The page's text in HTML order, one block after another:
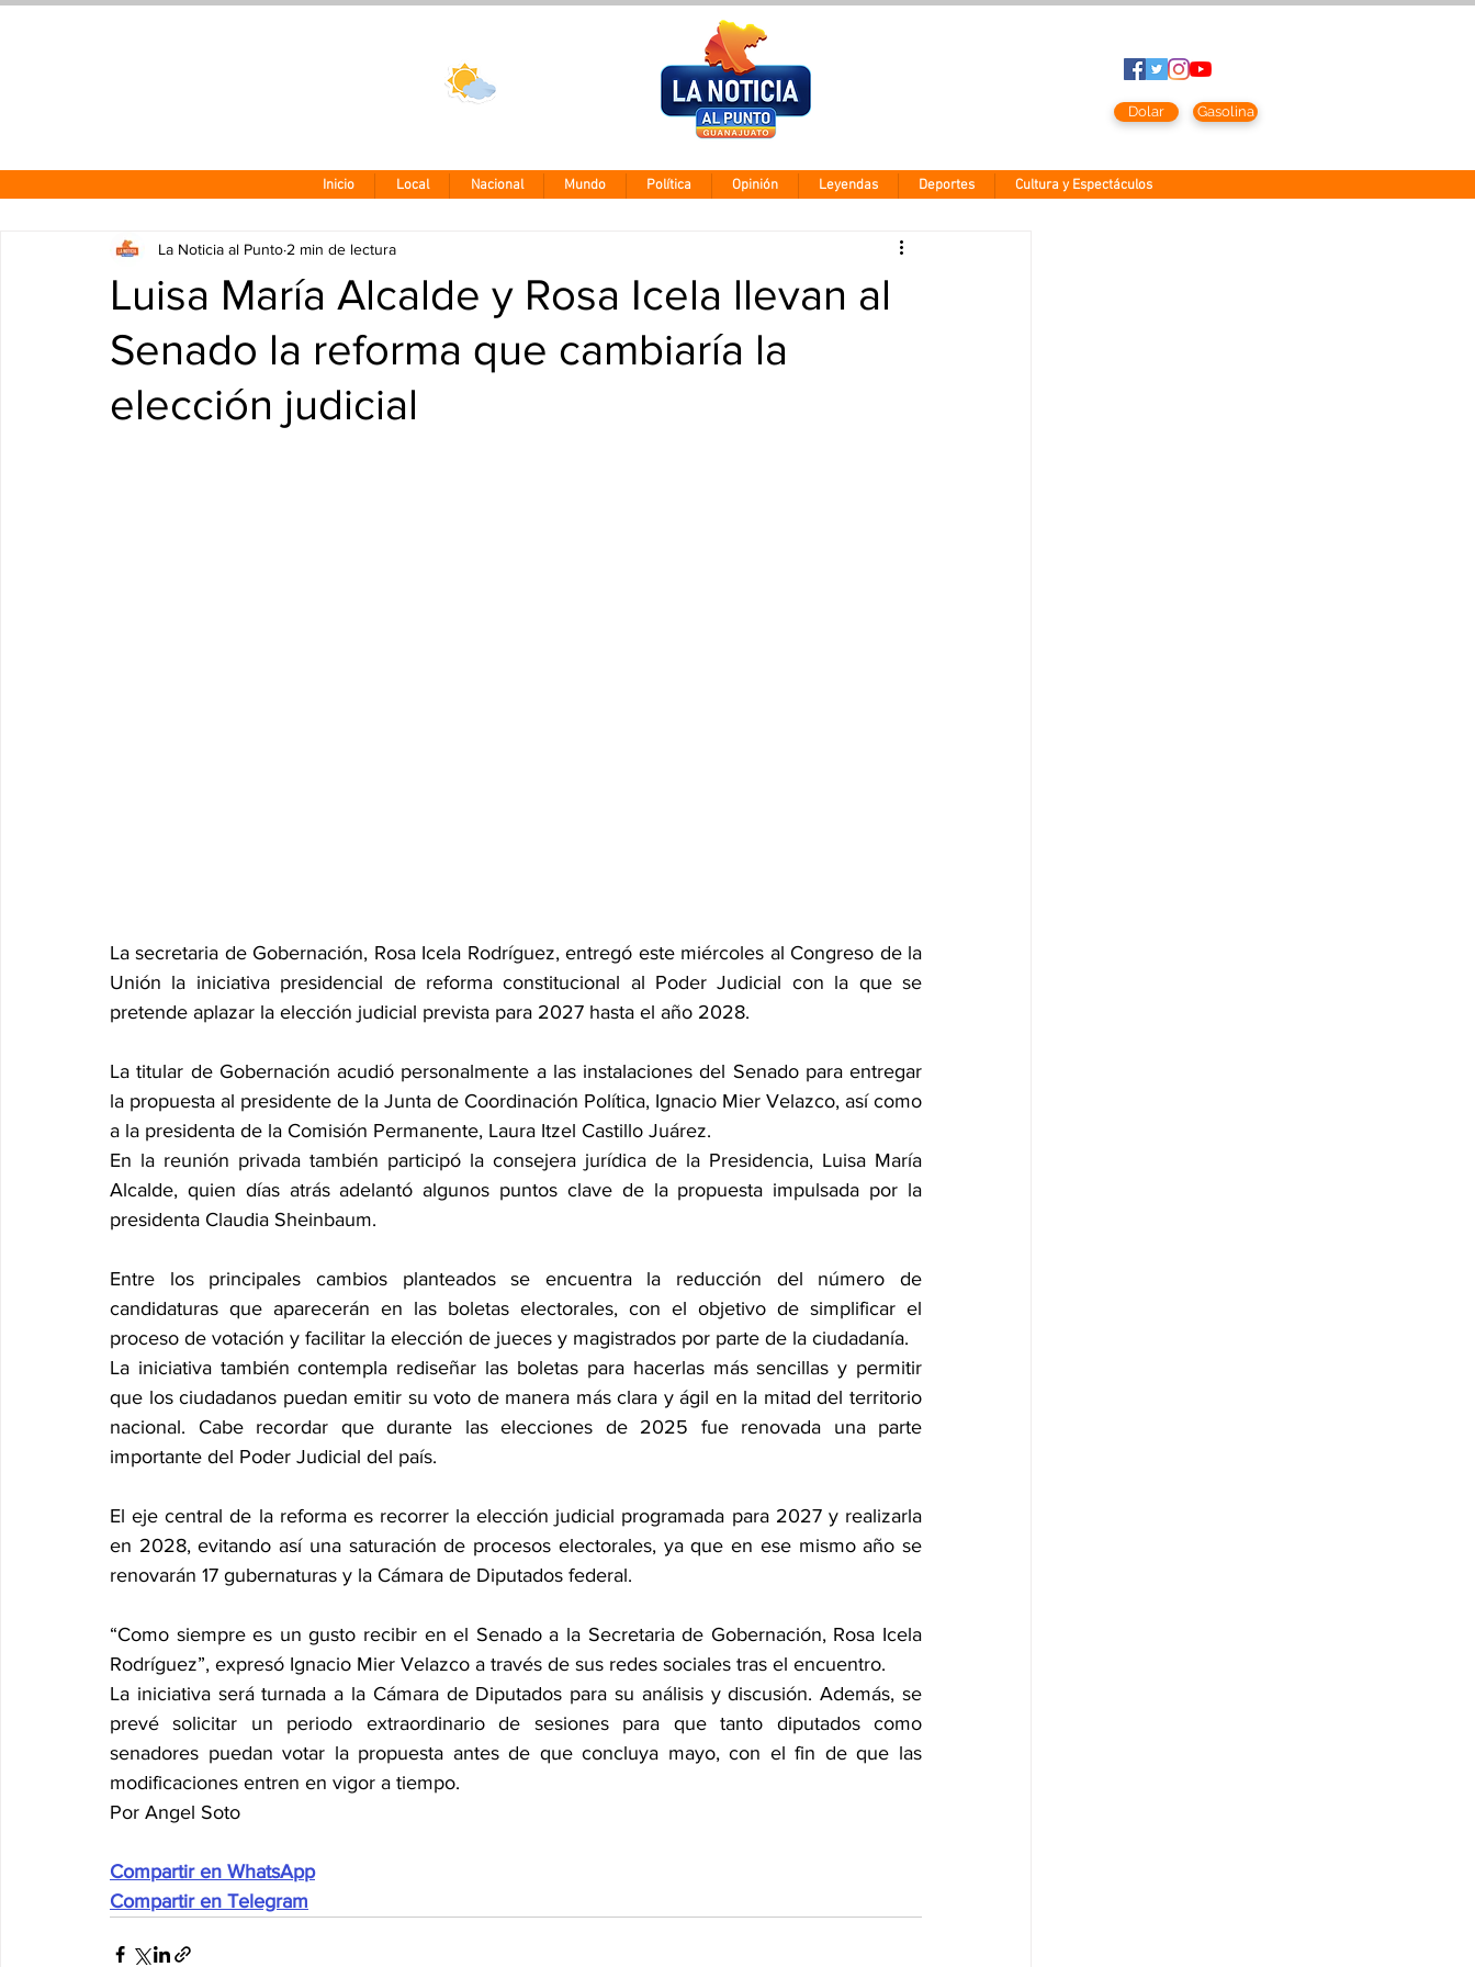
Dolar Gasolina
Inicio Local Nacional Mundo Política Opinión Leyendas Deportes Cultura y Espectáculos
Luisa María Alcalde y Rosa Icela llevan al
Senado la reforma que cambiaría la
elección judicial
La Noticia al Punto 2 min de lectura
La secretaria de Gobernación, Rosa Icela Rodríguez, entregó este miércoles al Congreso de la
Unión la iniciativa presidencial de reforma constitucional al Poder Judicial con la que se
pretende aplazar la elección judicial prevista para 2027 hasta el año 2028.
La titular de Gobernación acudió personalmente a las instalaciones del Senado para entregar
la propuesta al presidente de la Junta de Coordinación Política, Ignacio Mier Velazco, así como
a la presidenta de la Comisión Permanente, Laura Itzel Castillo Juárez.
En la reunión privada también participó la consejera jurídica de la Presidencia, Luisa María
Alcalde, quien días atrás adelantó algunos puntos clave de la propuesta impulsada por la
presidenta Claudia Sheinbaum.
Entre los principales cambios planteados se encuentra la reducción del número de
candidaturas que aparecerán en las boletas electorales, con el objetivo de simplificar el
proceso de votación y facilitar la elección de jueces y magistrados por parte de la ciudadanía.
La iniciativa también contempla rediseñar las boletas para hacerlas más sencillas y permitir
que los ciudadanos puedan emitir su voto de manera más clara y ágil en la mitad del territorio
nacional. Cabe recordar que durante las elecciones de 2025 fue renovada una parte
importante del Poder Judicial del país.
El eje central de la reforma es recorrer la elección judicial programada para 2027 y realizarla
en 2028, evitando así una saturación de procesos electorales, ya que en ese mismo año se
renovarán 17 gubernaturas y la Cámara de Diputados federal.
“Como siempre es un gusto recibir en el Senado a la Secretaria de Gobernación, Rosa Icela
Rodríguez”, expresó Ignacio Mier Velazco a través de sus redes sociales tras el encuentro.
La iniciativa será turnada a la Cámara de Diputados para su análisis y discusión. Además, se
prevé solicitar un periodo extraordinario de sesiones para que tanto diputados como
senadores puedan votar la propuesta antes de que concluya mayo, con el fin de que las
modificaciones entren en vigor a tiempo.
Por Angel Soto
Compartir en WhatsApp
Compartir en Telegram